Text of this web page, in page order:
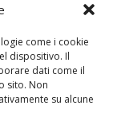
come i cookie
dispositivo. Il
dati come il
sito. Non
su alcune
ed
energia
ed